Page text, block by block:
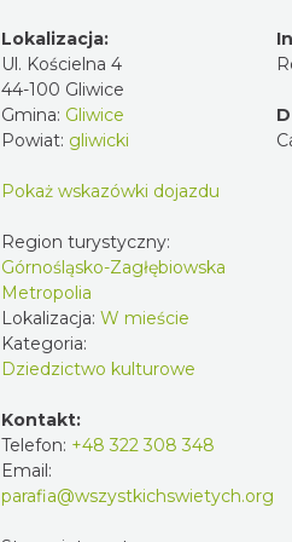
Lokalizacja:
Ul. Kościelna 4
44-100 Gliwice
Gmina: Gliwice
Powiat: gliwicki
Pokaż wskazówki dojazdu
Region turystyczny:
Górnośląsko-Zagłębiowska
Metropolia
Lokalizacja: W mieście
Kategoria:
Dziedzictwo kulturowe
Kontakt:
Telefon: +48 322 308 348
Email:
parafia@wszystkichswietych.org